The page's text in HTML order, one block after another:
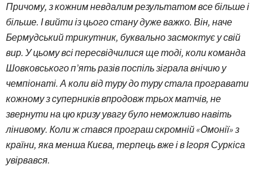
Причому, з кожним невдалим результатом все більше і
більше. І вийти із цього стану дуже важко. Він, наче
Бермудський трикутник, буквально засмоктує у свій
вир. У цьому всі пересвідчилися ще тоді, коли команда
Шовковського п’ять разів поспіль зіграла внічию у
чемпіонаті. А коли від туру до туру стала програвати
кожному з суперників впродовж трьох матчів, не
звернути на цю кризу увагу було неможливо навіть
лінивому. Коли ж cтався програш скромній «Омонії» з
країни, яка менша Києва, терпець вже і в Ігоря Суркіса
увірвався.